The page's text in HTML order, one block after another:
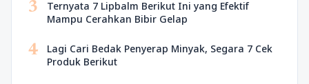
3
Ternyata 7 Lipbalm Berikut Ini yang Efektif
Mampu Cerahkan Bibir Gelap
4
Lagi Cari Bedak Penyerap Minyak, Segara 7 Cek
Produk Berikut